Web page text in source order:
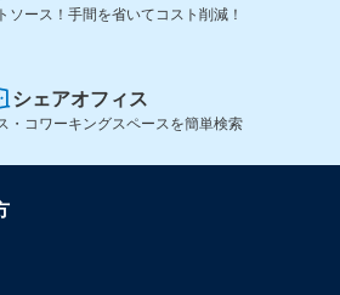
ソース！手間を省いてコスト削減！
シェアオフィス
・コワーキングスペースを簡単検索